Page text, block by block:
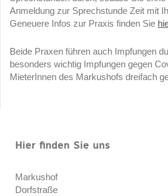
Anmeldung zur Sprechstunde Zeit mit
Geneuere Infos zur Praxis finden Sie
Beide Praxen führen auch Impfungen
besonders wichtig Impfungen gegen
MieterInnen des Markushofs dreifach
Hier finden Sie uns
Markushof
Dorfstraße